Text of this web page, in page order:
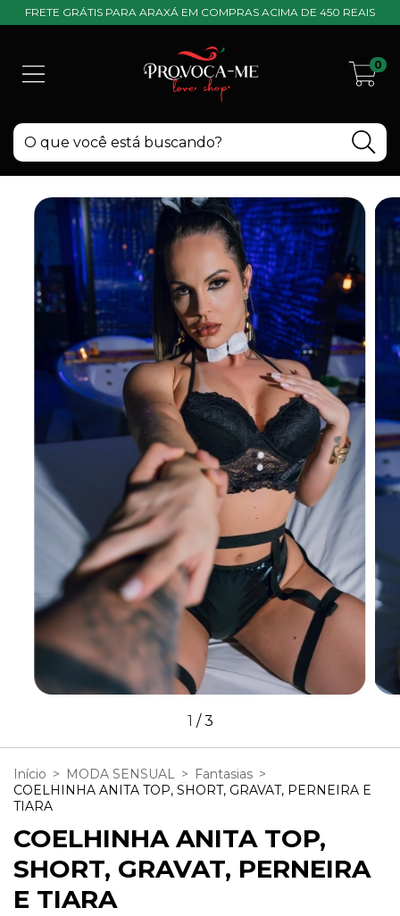
FRETE GRÁTIS PARA ARAXÁ EM COMPRAS ACIMA DE 450 REAIS
0
1 /3
Início > MODA SENSUAL > Fantasias >
COELHINHA ANITA TOP, SHORT, GRAVAT, PERNEIRA E
TIARA
COELHINHA ANITA TOP,
SHORT, GRAVAT, PERNEIRA
E TIARA